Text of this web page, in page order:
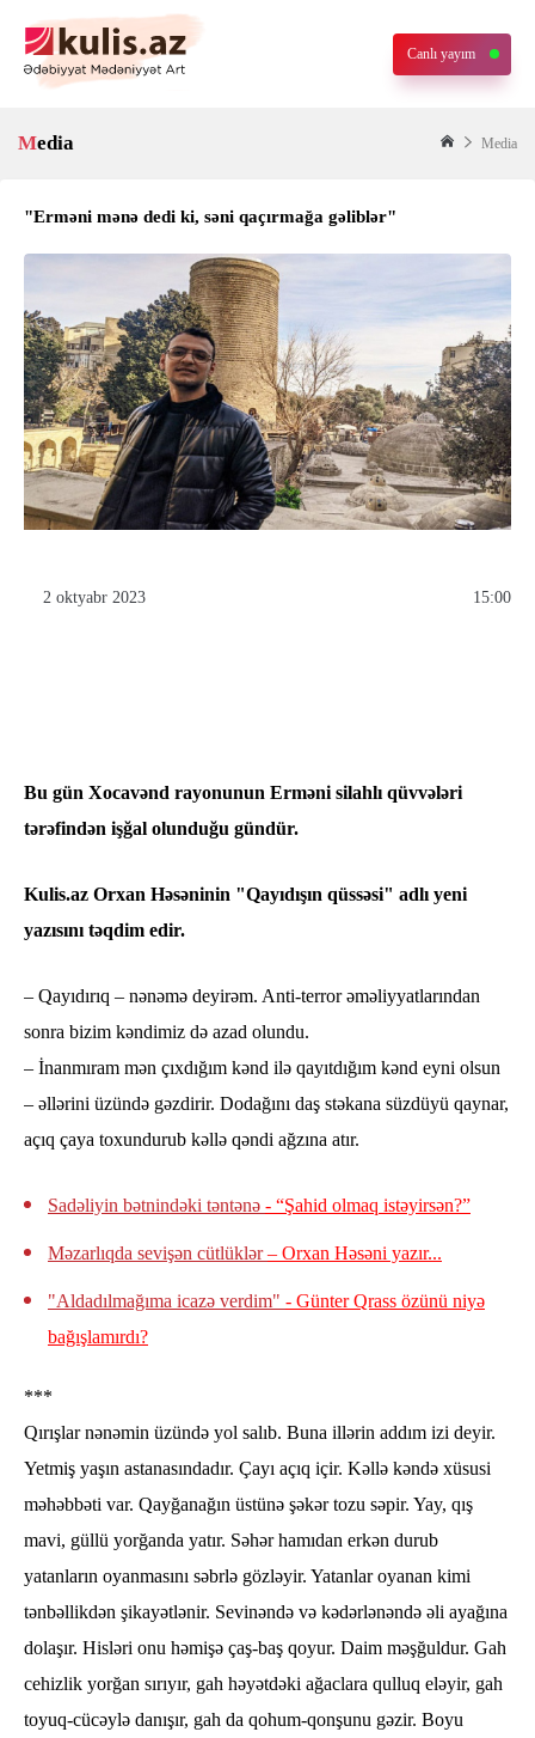
Canlı yayım
Media Media
"Erməni mənə dedi ki, səni qaçırmağa gəliblər"
2 oktyabr 2023 15:00
Bu gün Xocavənd rayonunun Erməni silahlı qüvvələri
tərəfindən işğal olunduğu gündür.
Kulis.az Orxan Həsəninin "Qayıdışın qüssəsi" adlı yeni
yazısını təqdim edir.
– Qayıdırıq – nənəmə deyirəm. Anti-terror əməliyyatlarından
sonra bizim kəndimiz də azad olundu.
– İnanmıram mən çıxdığım kənd ilə qayıtdığım kənd eyni olsun
– əllərini üzündə gəzdirir. Dodağını daş stəkana süzdüyü qaynar,
açıq çaya toxundurub kəllə qəndi ağzına atır.
Sadəliyin bətnindəki təntənə - “Şahid olmaq istəyirsən?”
Məzarlıqda sevişən cütlüklər– Orxan Həsəni yazır...
"Aldadılmağıma icazə verdim" - Günter Qrass özünü niyə
bağışlamırdı?
***
Qırışlar nənəmin üzündə yol salıb. Buna illərin addım izi deyir.
Yetmiş yaşın astanasındadır. Çayı açıq içir. Kəllə kəndə xüsusi
məhəbbəti var. Qayğanağın üstünə şəkər tozu səpir. Yay, qış
mavi, güllü yorğanda yatır. Səhər hamıdan erkən durub
yatanların oyanmasını səbrlə gözləyir. Yatanlar oyanan kimi
tənbəllikdən şikayətlənir. Sevinəndə və kədərlənəndə əli ayağına
dolaşır. Hisləri onu həmişə çaş-baş qoyur. Daim məşğuldur. Gah
cehizlik yorğan sırıyır, gah həyətdəki ağaclara qulluq eləyir, gah
toyuq-cücəylə danışır, gah da qohum-qonşunu gəzir. Boyu